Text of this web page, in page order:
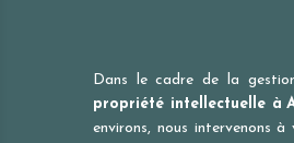
Dans le cadre de la
propriété intellectuelle à
environs, nous intervenons à